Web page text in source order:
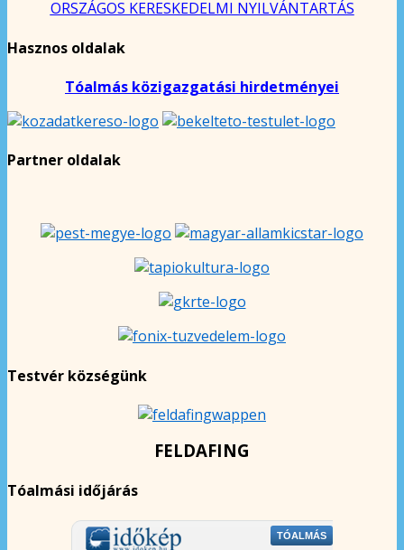
ORSZÁGOS KERESKEDELMI NYILVÁNTARTÁS
Hasznos oldalak
Tóalmás közigazgatási hirdetményei
Partner oldalak
Testvér községünk
FELDAFING
Tóalmási időjárás